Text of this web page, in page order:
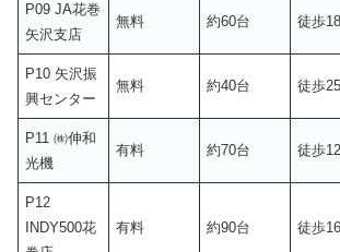
P09 JA花巻
矢沢支店
無料 約60台 徒歩
P10 矢沢振
興センター
無料 約40台 徒歩
P11 ㈱伸和
光機
有料 約70台 徒歩
P12
INDY500花
有料 約90台 徒歩